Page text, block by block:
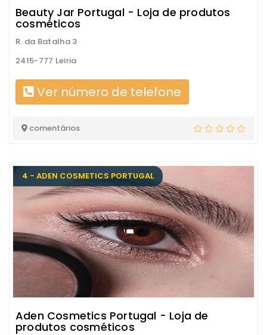
Beauty Jar Portugal - Loja de produtos
cosméticos
R. da Batalha 3
2415-777 Leiria
Ver número de telefone
comentários
4 - ADEN COSMETICS PORTUGAL
Aden Cosmetics Portugal - Loja de
produtos cosméticos